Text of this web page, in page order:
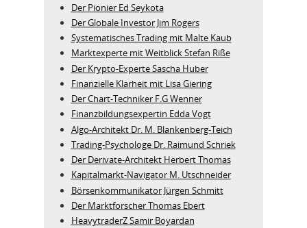
Der Pionier Ed Seykota
Der Globale Investor Jim Rogers
Systematisches Trading mit Malte Kaub
Marktexperte mit Weitblick Stefan Riße
Der Krypto-Experte Sascha Huber
Finanzielle Klarheit mit Lisa Giering
Der Chart-Techniker F.G Wenner
Finanzbildungsexpertin Edda Vogt
Algo‑Architekt Dr. M. Blankenberg‑Teich
Trading-Psychologe Dr. Raimund Schriek
Der Derivate‑Architekt Herbert Thomas
Kapitalmarkt-Navigator M. Utschneider
Börsenkommunikator Jürgen Schmitt
Der Marktforscher Thomas Ebert
HeavytraderZ Samir Boyardan